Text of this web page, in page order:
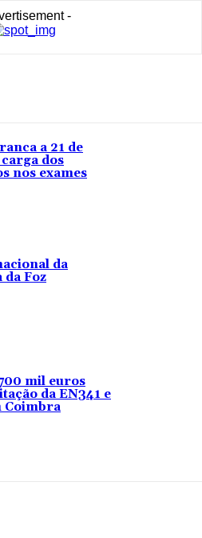
-
a 21 de
dos
nos exames
da
da Foz
mil euros
da EN341 e
Coimbra